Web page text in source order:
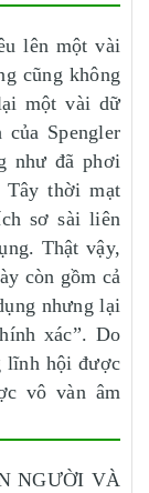
lên một vài
cũng không
một vài dữ
Spengler
như đã phơi
Tây thời mạt
sơ sài liên
Thật vậy,
còn gồm cả
nhưng lại
xác”. Do
lĩnh hội được
vô vàn âm
NGƯỜI VÀ